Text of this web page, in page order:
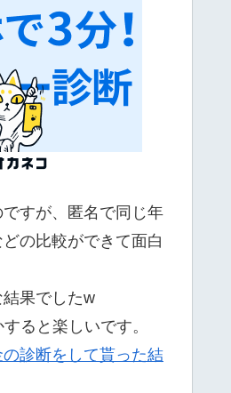
すが、匿名で同じ年
の比較ができて面白
果でしたw
ると楽しいです。
の診断をして貰った結